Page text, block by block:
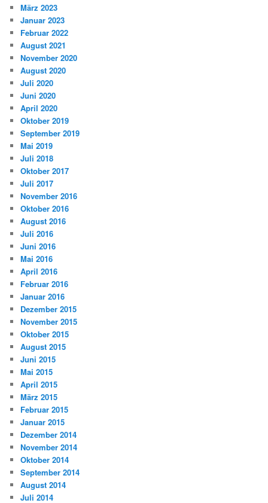
März 2023
Januar 2023
Februar 2022
August 2021
November 2020
August 2020
Juli 2020
Juni 2020
April 2020
Oktober 2019
September 2019
Mai 2019
Juli 2018
Oktober 2017
Juli 2017
November 2016
Oktober 2016
August 2016
Juli 2016
Juni 2016
Mai 2016
April 2016
Februar 2016
Januar 2016
Dezember 2015
November 2015
Oktober 2015
August 2015
Juni 2015
Mai 2015
April 2015
März 2015
Februar 2015
Januar 2015
Dezember 2014
November 2014
Oktober 2014
September 2014
August 2014
Juli 2014